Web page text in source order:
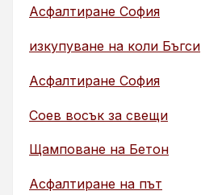
Асфалтиране София
изкупуване на коли Бъгси
Асфалтиране София
Соев восък за свещи
Щамповане на Бетон
Асфалтиране на път